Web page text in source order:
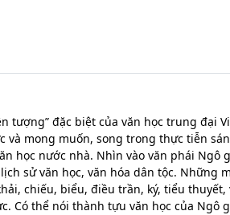
tượng” đặc biệt của văn học trung đại
và mong muốn, song trong thực tiễn
học nước nhà. Nhìn vào văn phái
sử văn học, văn hóa dân tộc. Những
chiếu, biểu, điều trần, ký, tiểu
Có thể nói thành tựu văn học của